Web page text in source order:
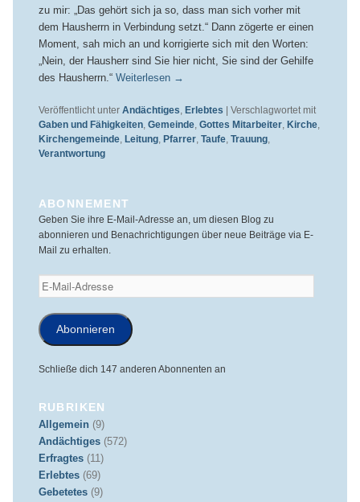
zu mir: „Das gehört sich ja so, dass man sich vorher mit
dem Hausherrn in Verbindung setzt.“ Dann zögerte er einen
Moment, sah mich an und korrigierte sich mit den Worten:
„Nein, der Hausherr sind Sie hier nicht, Sie sind der Gehilfe
des Hausherrn.“ Weiterlesen →
Veröffentlicht unter Andächtiges, Erlebtes
Verschlagwortet mit
Gaben und Fähigkeiten, Gemeinde, Gottes Mitarbeiter, Kirche,
Kirchengemeinde, Leitung, Pfarrer, Taufe, Trauung,
Verantwortung
ABONNEMENT
Geben Sie ihre E-Mail-Adresse an, um diesen Blog zu
abonnieren und Benachrichtigungen über neue Beiträge via E-
Mail zu erhalten.
E-
Mail-
Adresse
Abonnieren
Schließe dich 147 anderen Abonnenten an
RUBRIKEN
Allgemein (9)
Andächtiges(572)
Erfragtes(11)
Erlebtes(69)
Gebetetes(9)